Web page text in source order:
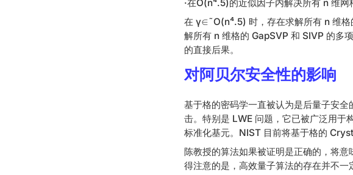
·在Õ(n⁴.5)的近似因子内解决所有 n 维
在 γ∈˜O(n⁴.5) 时，存在求解所有 n 维
解所有 n 维格的 GapSVP 和 SIVP 的多
的直接后果。
对阿贝尔安全性的影响
基于格的密码学一直被认为是后量子安
击。特别是 LWE 问题，它已被广泛用于
标准化基元。NIST 目前将基于格的
陈教授的算法如果被证明是正确的，将
得注意的是，高效量子算法的存在并不一